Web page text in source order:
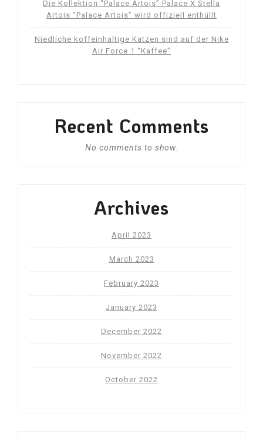
Die Kollektion “Palace Artois” Palace X Stella
Artois “Palace Artois” wird offiziell enthüllt
Niedliche koffeinhaltige Katzen sind auf der Nike
Air Force 1 “Kaffee”
Recent Comments
No comments to show.
Archives
April 2023
March 2023
February 2023
January 2023
December 2022
November 2022
October 2022